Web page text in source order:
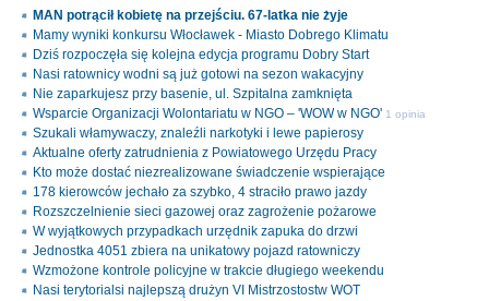
MAN potrącił kobietę na przejściu. 67-latka nie żyje
Mamy wyniki konkursu Włocławek - Miasto Dobrego Klimatu
Dziś rozpoczęła się kolejna edycja programu Dobry Start
Nasi ratownicy wodni są już gotowi na sezon wakacyjny
Nie zaparkujesz przy basenie, ul. Szpitalna zamknięta
Wsparcie Organizacji Wolontariatu w NGO – 'WOW w NGO' 1 opinia
Szukali włamywaczy, znaleźli narkotyki i lewe papierosy
Aktualne oferty zatrudnienia z Powiatowego Urzędu Pracy
Kto może dostać niezrealizowane świadczenie wspierające
178 kierowców jechało za szybko, 4 straciło prawo jazdy
Rozszczelnienie sieci gazowej oraz zagrożenie pożarowe
W wyjątkowych przypadkach urzędnik zapuka do drzwi
Jednostka 4051 zbiera na unikatowy pojazd ratowniczy
Wzmożone kontrole policyjne w trakcie długiego weekendu
Nasi terytorialsi najlepszą drużyn VI Mistrzostostw WOT